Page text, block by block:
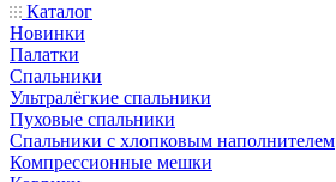
Каталог
Новинки
Палатки
Спальники
Ультралёгкие спальники
Пуховые спальники
Спальники с хлопковым наполнителем
Компрессионные мешки